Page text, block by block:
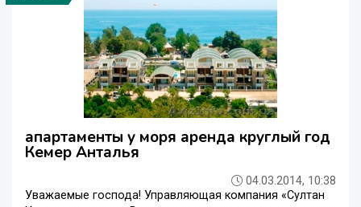
апартаменты у моря аренда круглый год
Кемер Анталья
04.03.2014, 10:38
Уважаемые господа! Управляющая компания «Султан